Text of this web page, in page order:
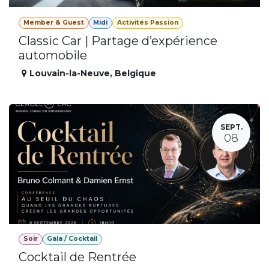
Member & Guest Midi Activités Passion
Classic Car | Partage d’expérience
automobile
Louvain-la-Neuve, Belgique
SEPT.
08
Soir Gala / Cocktail
Cocktail de Rentrée